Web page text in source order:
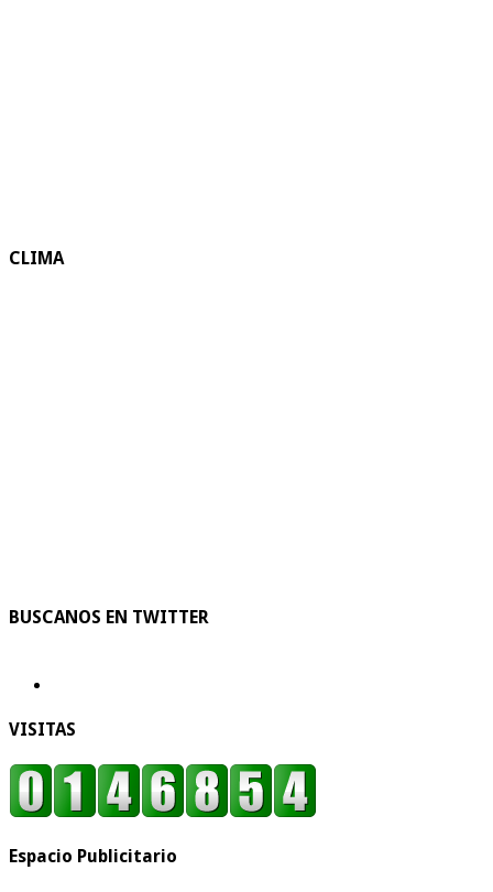
CLIMA
BUSCANOS EN TWITTER
VISITAS
Espacio Publicitario